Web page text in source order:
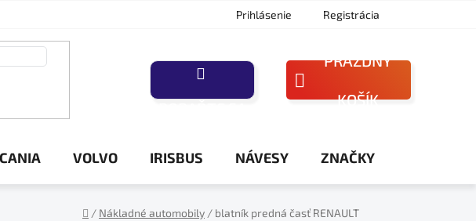
Prihlásenie Registrácia
NÁKUPNÝ
PRÁZDNY
KOŠÍK
VOLVO IRISBUS NÁVESY ZNAČKY
/ Nákladné automobily / blatník predná časť RENAULT